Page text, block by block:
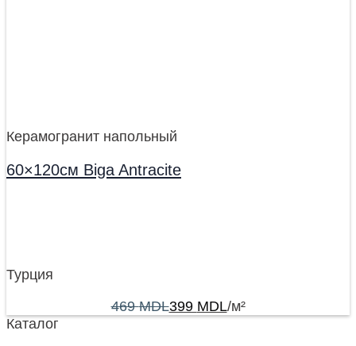
Керамогранит напольный
60×120см Biga Antracite
Турция
469MDL399 MDL/м²
Каталог